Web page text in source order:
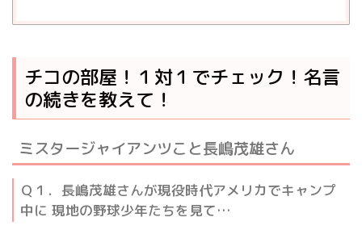
チコの部屋！１対１でチェック！名言
の続きを教えて！
ミスタージャイアンツこと長嶋茂雄さん
Ｑ１．長嶋茂雄さんが現役時代アメリカでキャンプ
中に 現地の野球少年たちを見て…